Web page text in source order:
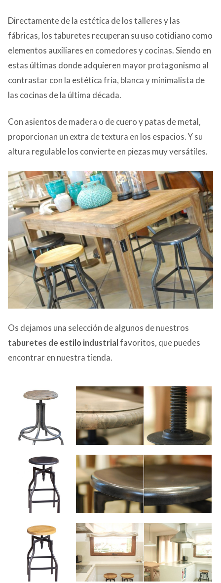
Directamente de la estética de los talleres y las
fábricas, los taburetes recuperan su uso cotidiano como
elementos auxiliares en comedores y cocinas. Siendo en
estas últimas donde adquieren mayor protagonismo al
contrastar con la estética fría, blanca y minimalista de
las cocinas de la última década.
Con asientos de madera o de cuero y patas de metal,
proporcionan un extra de textura en los espacios. Y su
altura regulable los convierte en piezas muy versátiles.
Os dejamos una selección de algunos de nuestros
taburetes de estilo industrialfavoritos, que puedes
encontrar en nuestra tienda.